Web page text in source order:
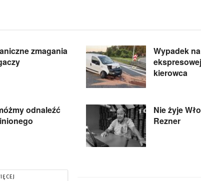
zmagania
Wypadek
kierowca
odnaleźć
Nie żyje
Rezner